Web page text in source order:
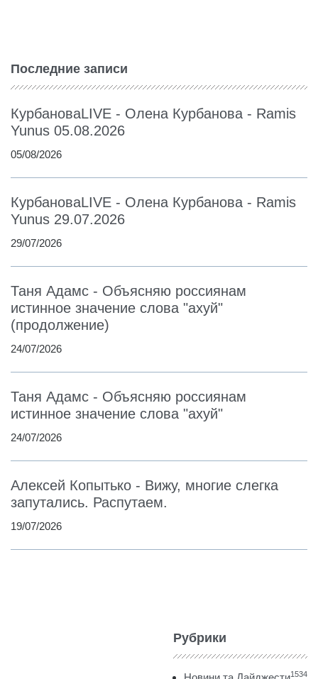
Последние записи
КурбановаLIVE - Олена Курбанова - Ramis
Yunus 05.08.2026
05/08/2026
КурбановаLIVE - Олена Курбанова - Ramis
Yunus 29.07.2026
29/07/2026
Таня Адамс - Объясняю россиянам
истинное значение слова "ахуй"
(продолжение)
24/07/2026
Таня Адамс - Объясняю россиянам
истинное значение слова "ахуй"
24/07/2026
Алексей Копытько - Вижу, многие слегка
запутались. Распутаем.
19/07/2026
Рубрики
1534